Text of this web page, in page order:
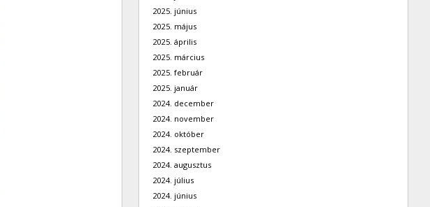
2025. június
2025. május
2025. április
2025. március
2025. február
2025. január
2024. december
2024. november
2024. október
2024. szeptember
2024. augusztus
2024. július
2024. június